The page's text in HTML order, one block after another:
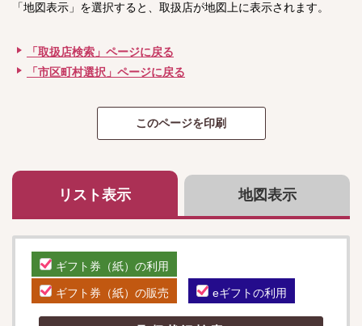
「地図表示」を選択すると、取扱店が地図上に表示されます。
「取扱店検索」ページに戻る
「市区町村選択」ページに戻る
リスト表示 地図表示
ギフト券（紙）の利用
ギフト券（紙）の販売 eギフトの利用